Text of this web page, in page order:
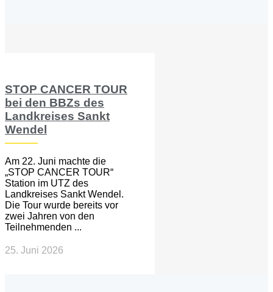
STOP CANCER TOUR
bei den BBZs des
Landkreises Sankt
Wendel
Am 22. Juni machte die
„STOP CANCER TOUR“
Station im UTZ des
Landkreises Sankt Wendel.
Die Tour wurde bereits vor
zwei Jahren von den
Teilnehmenden ...
25. Juni 2026